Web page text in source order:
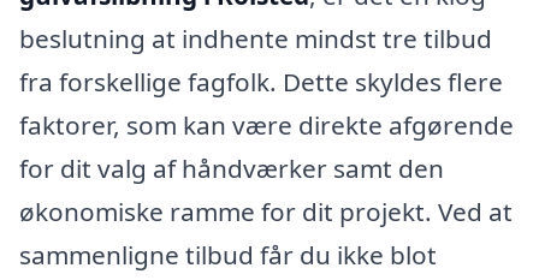
beslutning at indhente mindst tre tilbud
fra forskellige fagfolk. Dette skyldes flere
faktorer, som kan være direkte afgørende
for dit valg af håndværker samt den
økonomiske ramme for dit projekt. Ved at
sammenligne tilbud får du ikke blot